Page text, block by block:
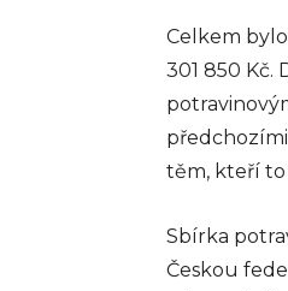
Celkem
301 850 Kč.
těm, kteří
Sbírka
Českou